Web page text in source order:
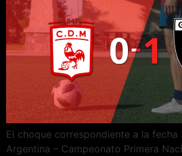
El choque correspondiente a la
Argentina – Campeonato Primera